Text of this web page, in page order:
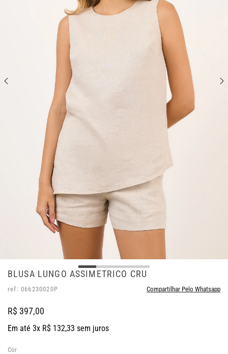
BLUSA LUNGO ASSIMETRICO CRU
ref: 066230020P Compartilhar Pelo Whatsapp
R$ 397,00
Em até 3x R$ 132,33 sem juros
Cor